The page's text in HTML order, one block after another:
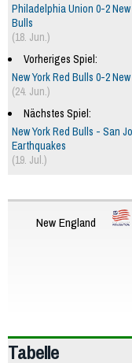
Philadelphia Union 0-2 New
Bulls
(18. Jun.)
Vorheriges Spiel:
New York Red Bulls 0-2
(24. Jun.)
Nächstes Spiel:
New York Red Bulls - San
Earthquakes
(19. Jul.)
New England
Tabelle